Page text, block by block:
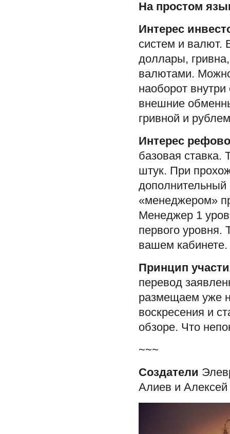
На простом
Интерес
систем и валют.
доллары,
валютами.
наоборот
внешние
гривной и
Интерес
базовая ставка.
штук. При
дополнительный
«менеджером»
Менеджер 1
первого уровня.
вашем кабинете.
Принцип
перевод
размещаем уже
воскресения и
обзоре. Что
~~~
Создатели
Алиев и Алексей